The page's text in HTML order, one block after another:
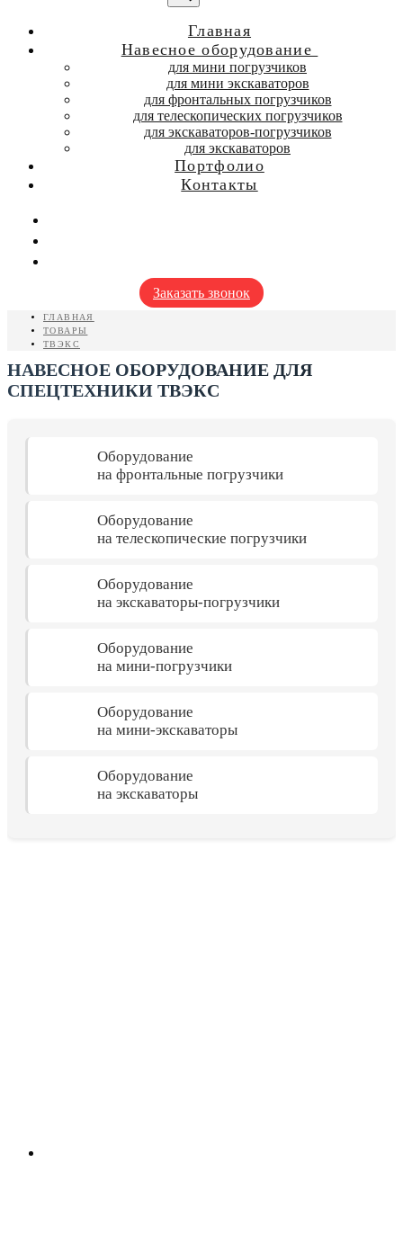
Главная
Навесное оборудование
для мини погрузчиков
для мини экскаваторов
для фронтальных погрузчиков
для телескопических погрузчиков
для экскаваторов-погрузчиков
для экскаваторов
Портфолио
Контакты
Заказать звонок
ГЛАВНАЯ
ТОВАРЫ
ТВЭКС
НАВЕСНОЕ ОБОРУДОВАНИЕ ДЛЯ
СПЕЦТЕХНИКИ ТВЭКС
Оборудование
на фронтальные погрузчики
Оборудование
на телескопические погрузчики
Оборудование
на экскаваторы-погрузчики
Оборудование
на мини-погрузчики
Оборудование
на мини-экскаваторы
Оборудование
на экскаваторы